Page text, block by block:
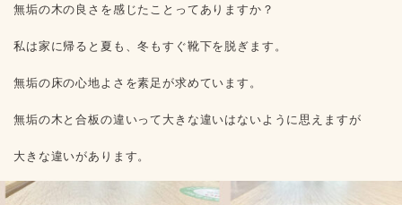
無垢の木の良さを感じたことってありますか？
私は家に帰ると夏も、冬もすぐ靴下を脱ぎます。
無垢の床の心地よさを素足が求めています。
無垢の木と合板の違いって大きな違いはないように思えますが
大きな違いがあります。